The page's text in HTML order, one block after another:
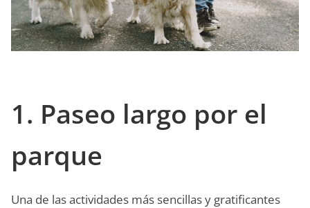
1. Paseo largo por el
parque
Una de las actividades más sencillas y gratificantes